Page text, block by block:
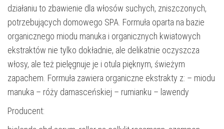
działaniu to zbawienie dla włosów suchych, zniszczonych,
potrzebujących domowego SPA. Formuła oparta na bazie
organicznego miodu manuka i organicznych kwiatowych
ekstraktów nie tylko dokładnie, ale delikatnie oczyszcza
włosy, ale też pielęgnuje je i otula pięknym, świeżym
zapachem. Formuła zawiera organiczne ekstrakty z: – miodu
manuka – róży damasceńskiej – rumianku – lawendy
Producent: